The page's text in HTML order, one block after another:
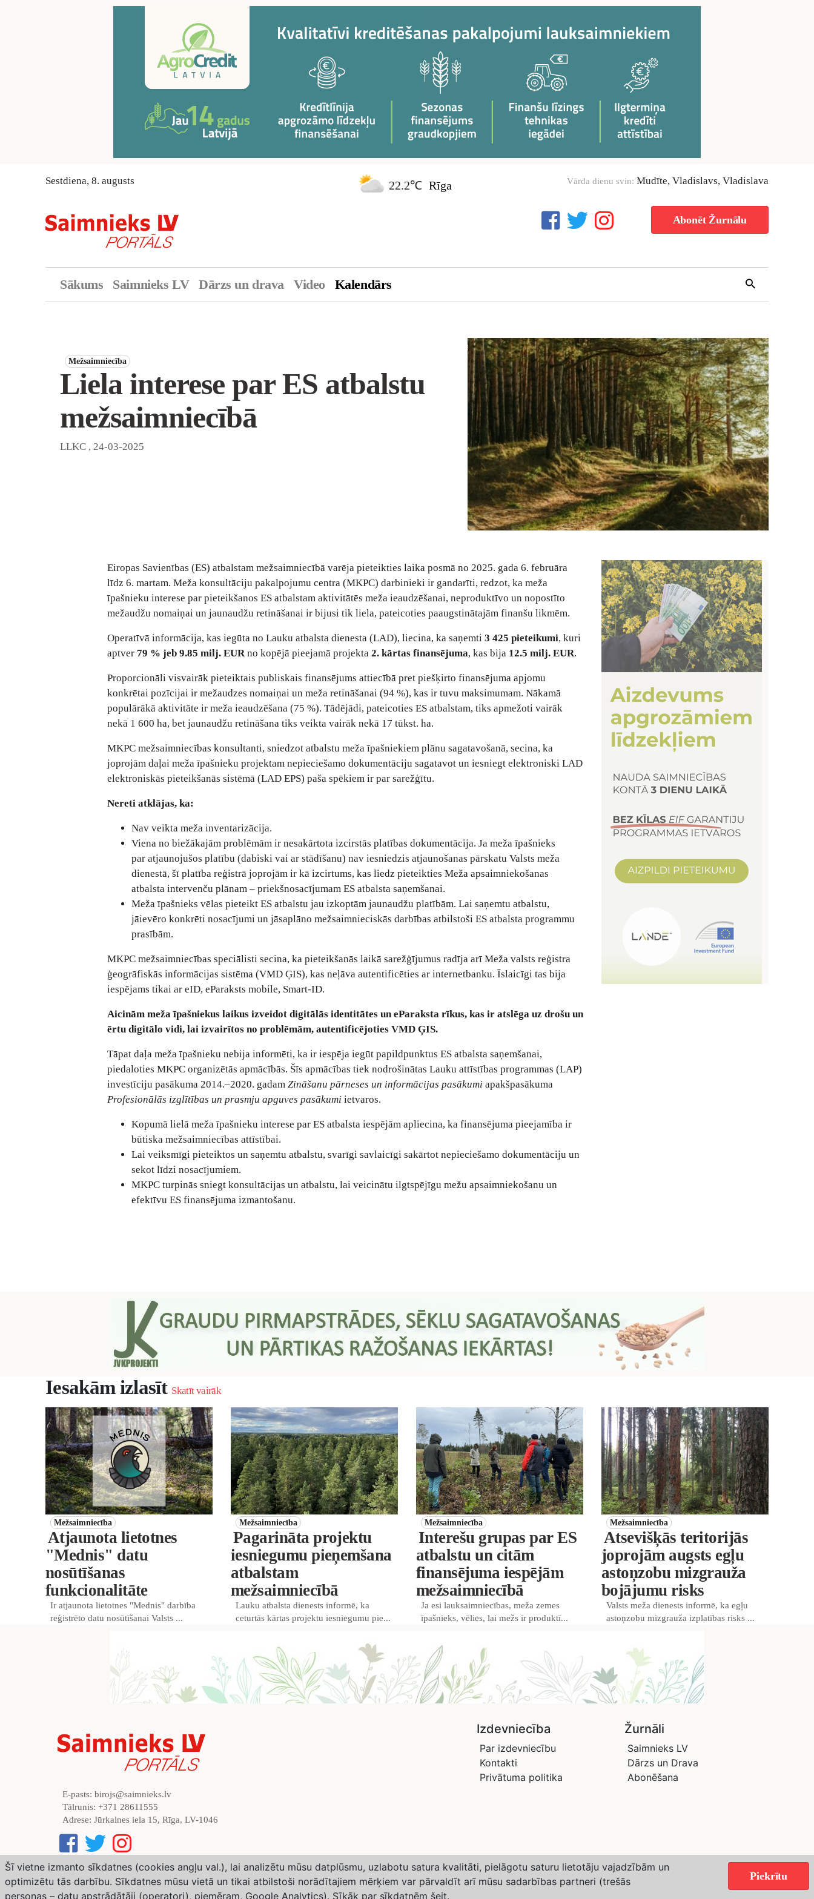
Sestdiena, 8. augusts 22.2℃ Rīga Vārda dienu svin: Mudīte, Vladislavs, Vladislava
Abonēt Žurnālu
Sākums Saimnieks LV Dārzs un drava Video Kalendārs
Mežsaimniecība
Liela interese par ES atbalstu
mežsaimniecībā
LLKC , 24-03-2025
Eiropas Savienības (ES) atbalstam mežsaimniecībā varēja pieteikties laika posmā no 2025. gada 6. februāra
līdz 6. martam. Meža konsultāciju pakalpojumu centra (MKPC) darbinieki ir gandarīti, redzot, ka meža
īpašnieku interese par pieteikšanos ES atbalstam aktivitātēs meža ieaudzēšanai, neproduktīvo un nopostīto
mežaudžu nomaiņai un jaunaudžu retināšanai ir bijusi tik liela, pateicoties paaugstinātajām finanšu likmēm.
Operatīvā informācija, kas iegūta no Lauku atbalsta dienesta (LAD), liecina, ka saņemti 3 425 pieteikumi, kuri
aptver 79 % jeb 9.85 milj. EURno kopējā pieejamā projekta 2. kārtas finansējuma, kas bija 12.5 milj. EUR.
Proporcionāli visvairāk pieteiktais publiskais finansējums attiecībā pret piešķirto finansējuma apjomu
konkrētai pozīcijai ir mežaudzes nomaiņai un meža retināšanai (94 %), kas ir tuvu maksimumam. Nākamā
populārākā aktivitāte ir meža ieaudzēšana (75 %). Tādējādi, pateicoties ES atbalstam, tiks apmežoti vairāk
nekā 1 600 ha, bet jaunaudžu retināšana tiks veikta vairāk nekā 17 tūkst. ha.
MKPC mežsaimniecības konsultanti, sniedzot atbalstu meža īpašniekiem plānu sagatavošanā, secina, ka
joprojām daļai meža īpašnieku projektam nepieciešamo dokumentāciju sagatavot un iesniegt elektroniski LAD
elektroniskās pieteikšanās sistēmā (LAD EPS) paša spēkiem ir par sarežģītu.
Nereti atklājas, ka:
Nav veikta meža inventarizācija.
Viena no biežākajām problēmām ir nesakārtota izcirstās platības dokumentācija. Ja meža īpašnieks
par atjaunojušos platību (dabiski vai ar stādīšanu) nav iesniedzis atjaunošanas pārskatu Valsts meža
dienestā, šī platība reģistrā joprojām ir kā izcirtums, kas liedz pieteikties Meža apsaimniekošanas
atbalsta intervenču plānam – priekšnosacījumam ES atbalsta saņemšanai.
Meža īpašnieks vēlas pieteikt ES atbalstu jau izkoptām jaunaudžu platībām. Lai saņemtu atbalstu,
jāievēro konkrēti nosacījumi un jāsaplāno mežsaimnieciskās darbības atbilstoši ES atbalsta programmu
prasībām.
MKPC mežsaimniecības speciālisti secina, ka pieteikšanās laikā sarežģījumus radīja arī Meža valsts reģistra
ģeogrāfiskās informācijas sistēma (VMD ĢIS), kas neļāva autentificēties ar internetbanku. Īslaicīgi tas bija
iespējams tikai ar eID, eParaksts mobile, Smart-ID.
Aicinām meža īpašniekus laikus izveidot digitālās identitātes un eParaksta rīkus, kas ir atslēga uz drošu un
ērtu digitālo vidi, lai izvairītos no problēmām, autentificējoties VMD ĢIS.
Tāpat daļa meža īpašnieku nebija informēti, ka ir iespēja iegūt papildpunktus ES atbalsta saņemšanai,
piedaloties MKPC organizētās apmācībās. Šīs apmācības tiek nodrošinātas Lauku attīstības programmas (LAP)
investīciju pasākuma 2014.–2020. gadam Zināšanu pārneses un informācijas pasākumi apakšpasākuma
Profesionālās izglītības un prasmju apguves pasākumi ietvaros.
Kopumā lielā meža īpašnieku interese par ES atbalsta iespējām apliecina, ka finansējuma pieejamība ir
būtiska mežsaimniecības attīstībai.
Lai veiksmīgi pieteiktos un saņemtu atbalstu, svarīgi savlaicīgi sakārtot nepieciešamo dokumentāciju un
sekot līdzi nosacījumiem.
MKPC turpinās sniegt konsultācijas un atbalstu, lai veicinātu ilgtspējīgu mežu apsaimniekošanu un
efektīvu ES finansējuma izmantošanu.
Iesakām izlasīt Skatīt vairāk
Mežsaimniecība
Atjaunota lietotnes
"Mednis" datu
nosūtīšanas
funkcionalitāte
Ir atjaunota lietotnes "Mednis" darbība
reģistrēto datu nosūtīšanai Valsts ...
Mežsaimniecība
Pagarināta projektu
iesniegumu pieņemšana
atbalstam
mežsaimniecībā
Lauku atbalsta dienests informē, ka
ceturtās kārtas projektu iesniegumu pie...
Mežsaimniecība
Interešu grupas par ES
atbalstu un citām
finansējuma iespējām
mežsaimniecībā
Ja esi lauksaimniecības, meža zemes
īpašnieks, vēlies, lai mežs ir produktī...
Mežsaimniecība
Atsevišķās teritorijās
joprojām augsts egļu
astoņzobu mizgrauža
bojājumu risks
Valsts meža dienests informē, ka egļu
astoņzobu mizgrauža izplatības risks ...
E-pasts: birojs@saimnieks.lv
Tālrunis: +371 28611555
Adrese: Jūrkalnes iela 15, Rīga, LV-1046
Izdevniecība
Par izdevniecību
Kontakti
Privātuma politika
Žurnāli
Saimnieks LV
Dārzs un Drava
Abonēšana
Weather forecast from Yr, delivered by the Norwegian Meteorological Institute and NRK
Šī vietne izmanto sīkdatnes (cookies angļu val.), lai analizētu mūsu datplūsmu, uzlabotu satura kvalitāti, pielāgotu saturu lietotāju vajadzībām un
optimizētu tās darbību. Sīkdatnes mūsu vietā un tikai atbilstoši norādītajiem mērķiem var pārvaldīt arī mūsu sadarbības partneri (trešās
personas – datu apstrādātāji (operatori), piemēram, Google Analytics). Sīkāk par sīkdatnēm šeit.
Piekrītu